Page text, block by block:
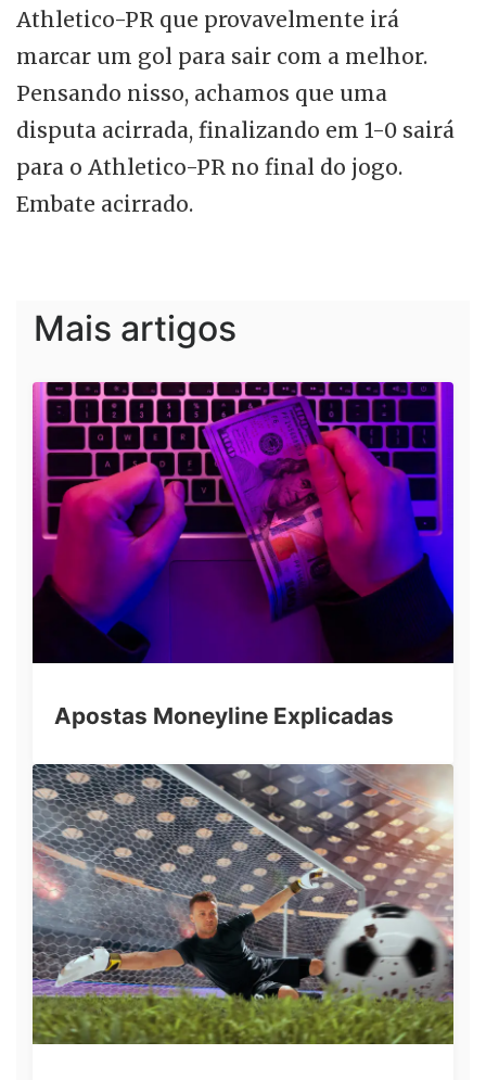
Athletico-PR que provavelmente irá
marcar um gol para sair com a melhor.
Pensando nisso, achamos que uma
disputa acirrada, finalizando em 1-0 sairá
para o Athletico-PR no final do jogo.
Embate acirrado.
Mais artigos
Apostas Moneyline Explicadas